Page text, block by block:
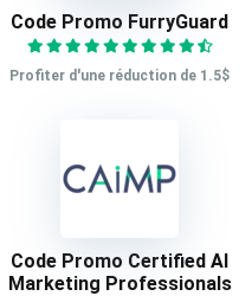
Code Promo FurryGuard
Profiter d'une réduction de 1.5$
Code Promo Certified AI
Marketing Professionals